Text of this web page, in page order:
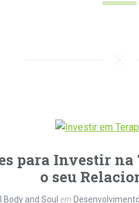
para Investir
o seu
Body and Soul em